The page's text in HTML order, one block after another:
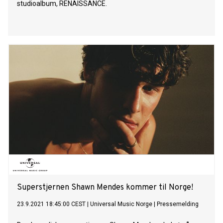
studioalbum, RENAISSANCE.
Superstjernen Shawn Mendes kommer til Norge!
23.9.2021 18:45:00 CEST Universal Music Norge Pressemelding